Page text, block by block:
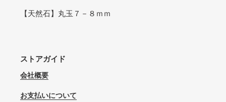
【天然石】丸玉７－８ｍｍ
ストアガイド
会社概要
お支払いについて